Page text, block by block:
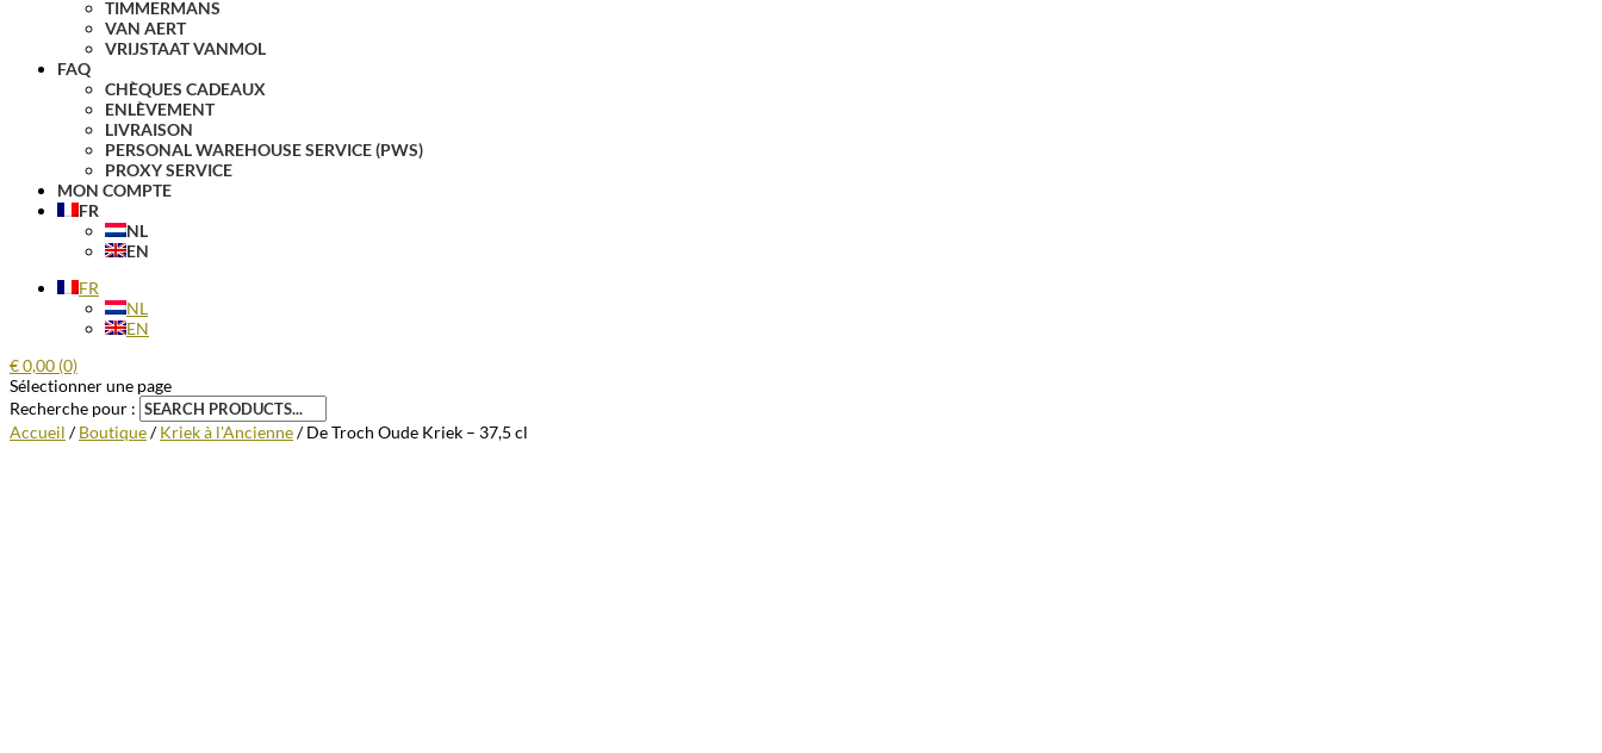
TIMMERMANS
VAN AERT
VRIJSTAAT VANMOL
FAQ
CHÈQUES CADEAUX
ENLÈVEMENT
LIVRAISON
PERSONAL WAREHOUSE SERVICE (PWS)
PROXY SERVICE
MON COMPTE
FR
NL
EN
FR
NL
EN
€0,00 (0)
Sélectionner une page
Recherche pour :
Accueil /Boutique/Kriek à l'Ancienne/ De Troch Oude Kriek – 37,5 cl